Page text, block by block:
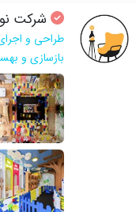
شرکت
طراحی و
بازسازی و